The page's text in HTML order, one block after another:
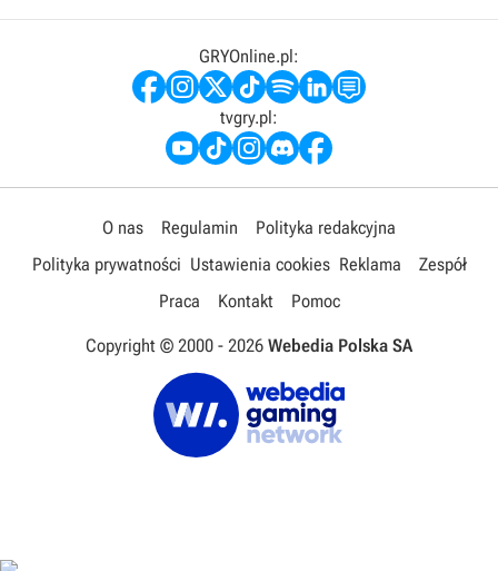
GRYOnline.pl:
tvgry.pl:
O nas Regulamin
Polityka redakcyjna
Polityka prywatności Ustawienia cookies Reklama
Zespół
Praca
Kontakt Pomoc
Copyright © 2000 - 2026 Webedia Polska SA